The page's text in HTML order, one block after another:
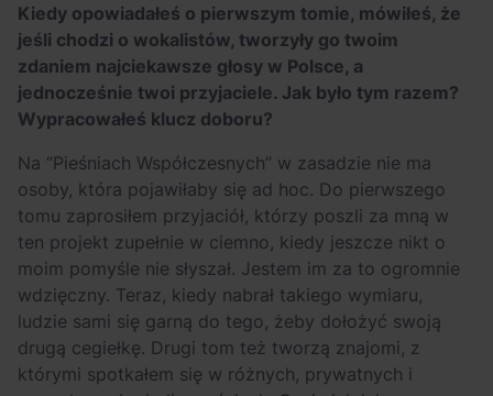
Kiedy opowiadałeś o pierwszym tomie, mówiłeś, że
jeśli chodzi o wokalistów, tworzyły go twoim
zdaniem najciekawsze głosy w Polsce, a
jednocześnie twoi przyjaciele. Jak było tym razem?
Wypracowałeś klucz doboru?
Na “Pieśniach Współczesnych” w zasadzie nie ma
osoby, która pojawiłaby się ad hoc. Do pierwszego
tomu zaprosiłem przyjaciół, którzy poszli za mną w
ten projekt zupełnie w ciemno, kiedy jeszcze nikt o
moim pomyśle nie słyszał. Jestem im za to ogromnie
wdzięczny. Teraz, kiedy nabrał takiego wymiaru,
ludzie sami się garną do tego, żeby dołożyć swoją
drugą cegiełkę. Drugi tom też tworzą znajomi, z
którymi spotkałem się w różnych, prywatnych i